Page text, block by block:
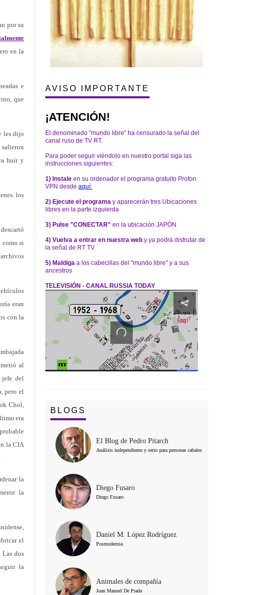
por su
en la
e
que
les dijo
salieron
huir y
los
como si
eran
con la
al
jefe del
pero el
Chol,
era
la CIA
la
la
el
Las dos
la
AVISO IMPORTANTE
¡ATENCIÓN!
El denominado "mundo libre" ha censurado la señal del
canal ruso de TV RT.
Para poder seguir viéndolo en nuestro portal siga las
instrucciones siguientes:
1) Instale en su ordenador el programa gratuito Proton
VPN desde aquí:
2) Ejecute el programa y aparecerán tres Ubicaciones
libres en la parte izquierda
3) Pulse "CONECTAR" en la ubicación JAPÓN
4) Vuelva a entrar en nuestra web y ya podrá disfrutar de
la señal de RT TV
5) Maldiga a los cabecillas del "mundo libre" y a sus
ancestros
TELEVISIÓN - CANAL RUSSIA TODAY
BLOGS
El Blog de Pedro Pitarch
Análisis independiente y serio para personas cabales
Diego Fusaro
Diego Fusaro
Daniel M. López Rodríguez
Posmodernia
Animales de compañía
Juan Manuel De Prada